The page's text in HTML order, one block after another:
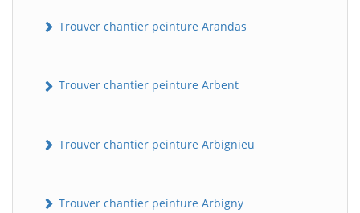
Trouver chantier peinture Arandas
Trouver chantier peinture Arbent
Trouver chantier peinture Arbignieu
Trouver chantier peinture Arbigny